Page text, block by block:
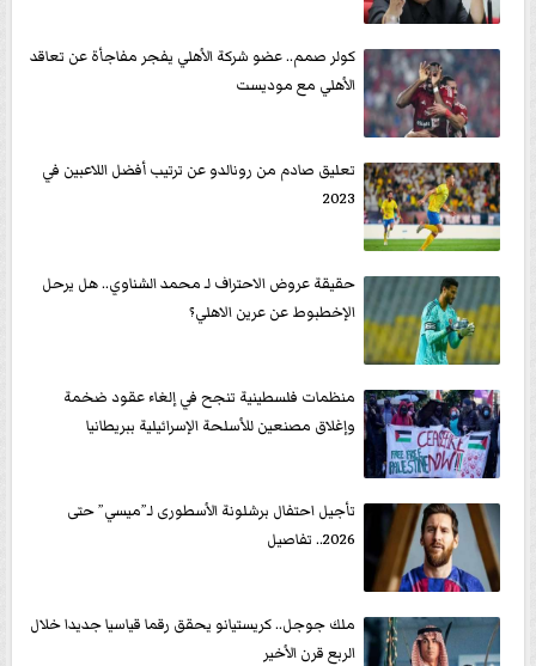
كولر صمم.. عضو شركة الأهلي يفجر مفاجأة عن تعاقد
الأهلي مع موديست
تعليق صادم من رونالدو عن ترتيب أفضل اللاعبين في
2023
حقيقة عروض الاحتراف لـ محمد الشناوي.. هل يرحل
الإخطبوط عن عرين الاهلي؟
منظمات فلسطينية تنجح في إلغاء عقود ضخمة
وإغلاق مصنعين للأسلحة الإسرائيلية ببريطانيا
تأجيل احتفال برشلونة الأسطورى لـ”ميسي” حتى
2026.. تفاصيل
ملك جوجل.. كريستيانو يحقق رقما قياسيا جديدا خلال
الربع قرن الأخير